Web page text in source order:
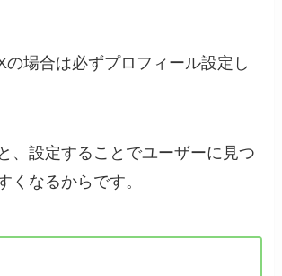
の場合は必ずプロフィール設定し
、設定することでユーザーに見つ
くなるからです。